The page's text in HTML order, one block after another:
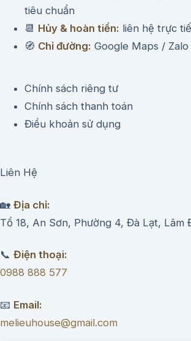
tiêu chuẩn
📆 Hủy & hoàn tiền: liên hệ trực
🧭 Chỉ đường: Google Maps / Zalo
Chính sách riêng tư
Chính sách thanh toán
Điều khoản sử dụng
Liên Hệ
🏡 Địa chỉ:
Tổ 18, An Sơn, Phường 4, Đà Lạt, Lâm
📞 Điện thoại:
0988 888 577
📧 Email:
melieuhouse@gmail.com